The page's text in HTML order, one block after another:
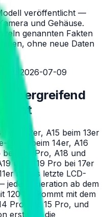
veröffentlicht —
und Gehäuse.
genannten Fakten
ohne neue Daten
2026-07-09
hat
beim 12er, A15 beim 13er
GPU) beim 14er, A16
15 Pro, A18 und
und A19 Pro bei 17er
ist das letzte LCD-
jede Generation ab dem
120 Hz kommt mit dem
Pro und 15 Pro, und
erstmals die